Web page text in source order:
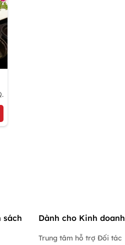
sách Dành cho Kinh doanh
Trung tâm hỗ trợ Đối tác